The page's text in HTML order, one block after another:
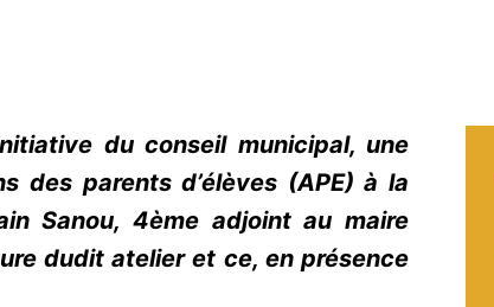
du conseil municipal, une
des parents d’élèves (APE) à la
Sanou, 4ème adjoint au maire
dudit atelier et ce, en présence